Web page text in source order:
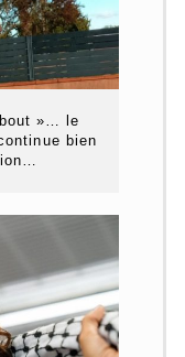
»… le
bien